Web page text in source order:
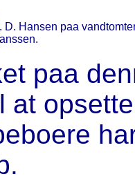
D. Hansen paa
paa
at